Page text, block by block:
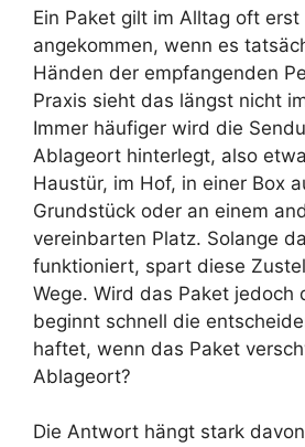
Ein Paket gilt im Alltag oft erst
angekommen, wenn es
Händen der empfangenden
Praxis sieht das längst nicht
Immer häufiger wird die
Ablageort hinterlegt, also
Haustür, im Hof, in einer Box
Grundstück oder an einem
vereinbarten Platz. Solange
funktioniert, spart diese
Wege. Wird das Paket jedoch
beginnt schnell die
haftet, wenn das Paket
Ablageort?
Die Antwort hängt stark